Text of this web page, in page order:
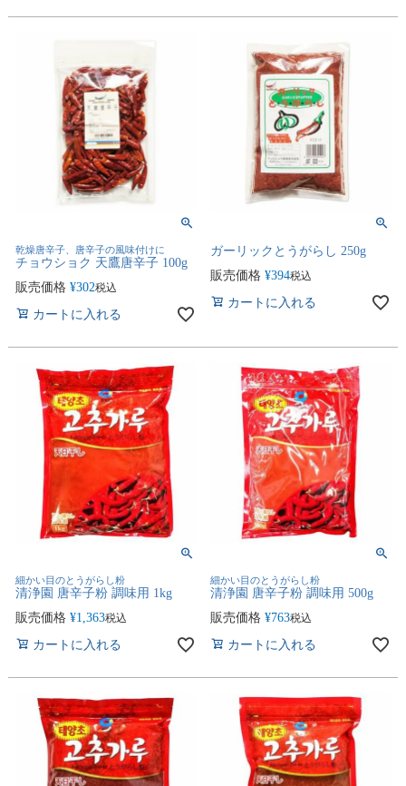
乾燥唐辛子、唐辛子の風味付けに
チョウショク 天鷹唐辛子 100g
販売価格 ¥302税込
カートに入れる
ガーリックとうがらし 250g
販売価格 ¥394税込
カートに入れる
細かい目のとうがらし粉
清浄園 唐辛子粉 調味用 1kg
販売価格 ¥1,363税込
カートに入れる
細かい目のとうがらし粉
清浄園 唐辛子粉 調味用 500g
販売価格 ¥763税込
カートに入れる